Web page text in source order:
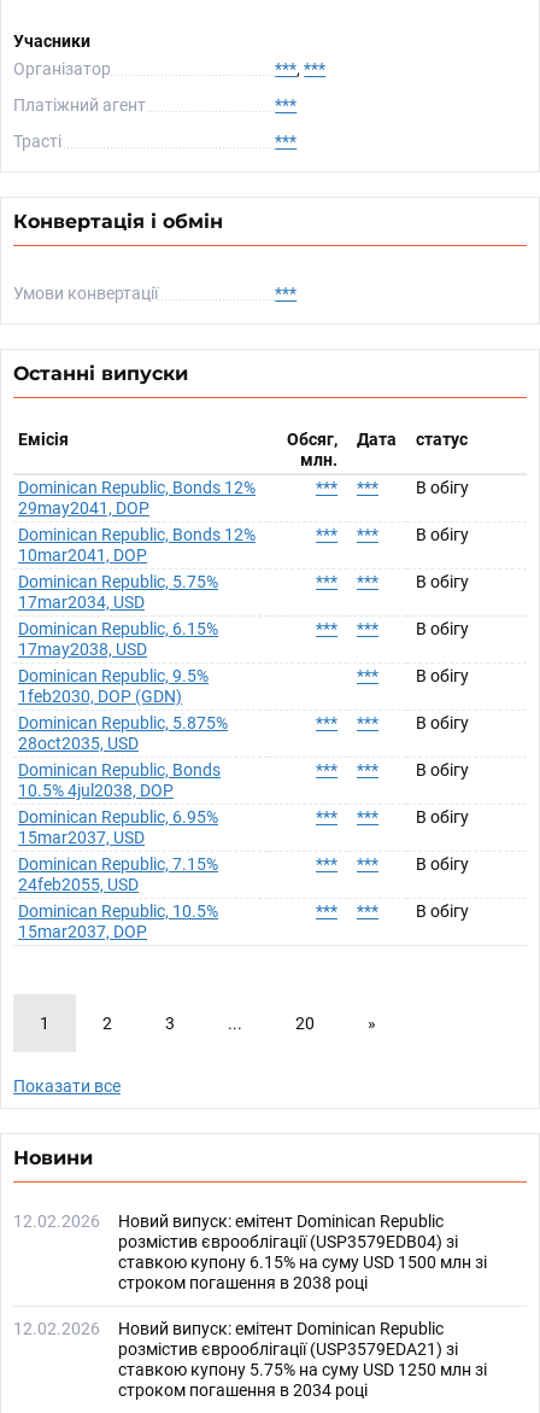
Учасники
Організатор
***, ***
Платіжний агент
***
Трасті
***
Конвертація і обмін
Умови конвертації ***
Останні випуски
Емісія
Обсяг,
млн.
Дата статус
Dominican Republic, Bonds 12%
29may2041, DOP
*** *** В обігу
Dominican Republic, Bonds 12%
10mar2041, DOP
*** *** В обігу
Dominican Republic, 5.75%
17mar2034, USD
*** *** В обігу
Dominican Republic, 6.15%
17may2038, USD
*** *** В обігу
Dominican Republic, 9.5%
1feb2030, DOP (GDN)
*** В обігу
Dominican Republic, 5.875%
28oct2035, USD
*** *** В обігу
Dominican Republic, Bonds
10.5% 4jul2038, DOP
*** *** В обігу
Dominican Republic, 6.95%
15mar2037, USD
*** *** В обігу
Dominican Republic, 7.15%
24feb2055, USD
*** *** В обігу
Dominican Republic, 10.5%
15mar2037, DOP
*** *** В обігу
1 2 3 ... 20 »
Показати все
Новини
12.02.2026
Новий випуск: емітент Dominican Republic
розмістив єврооблігації (USP3579EDB04) зі
ставкою купону 6.15% на суму USD 1500 млн зі
строком погашення в 2038 році
12.02.2026
Новий випуск: емітент Dominican Republic
розмістив єврооблігації (USP3579EDA21) зі
ставкою купону 5.75% на суму USD 1250 млн зі
строком погашення в 2034 році